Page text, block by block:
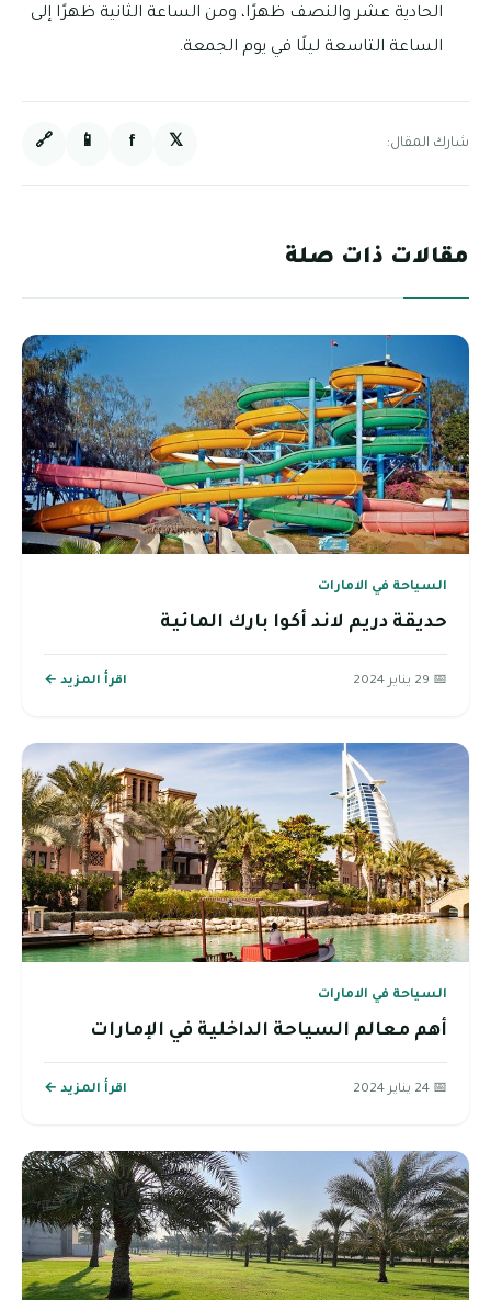
الحادية عشر والنصف ظهرًا، ومن الساعة الثانية ظهرًا إلى
الساعة التاسعة ليلًا في يوم الجمعة.
شارك المقال: 𝕏
f
📱
🔗
مقالات ذات صلة
السياحة في الامارات
حديقة دريم لاند أكوا بارك المائية
📅 29 يناير 2024 اقرأ المزيد ←
السياحة في الامارات
أهم معالم السياحة الداخلية في الإمارات
📅 24 يناير 2024 اقرأ المزيد ←